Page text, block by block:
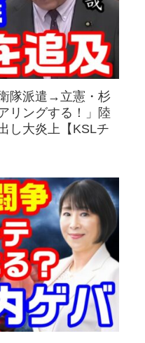
隊派遣→立憲・杉
リングする！」陸
し大炎上【KSLチ